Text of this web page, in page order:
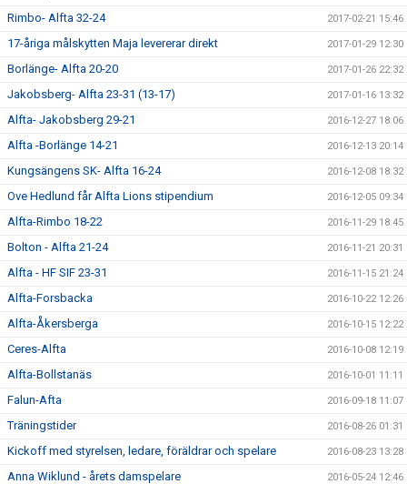
Rimbo- Alfta 32-24 2017-02-21 15:46
17-åriga målskytten Maja levererar direkt 2017-01-29 12:30
Borlänge- Alfta 20-20 2017-01-26 22:32
Jakobsberg- Alfta 23-31 (13-17) 2017-01-16 13:32
Alfta- Jakobsberg 29-21 2016-12-27 18:06
Alfta -Borlänge 14-21 2016-12-13 20:14
Kungsängens SK- Alfta 16-24 2016-12-08 18:32
Ove Hedlund får Alfta Lions stipendium 2016-12-05 09:34
Alfta-Rimbo 18-22 2016-11-29 18:45
Bolton - Alfta 21-24 2016-11-21 20:31
Alfta - HF SIF 23-31 2016-11-15 21:24
Alfta-Forsbacka 2016-10-22 12:26
Alfta-Åkersberga 2016-10-15 12:22
Ceres-Alfta 2016-10-08 12:19
Alfta-Bollstanäs 2016-10-01 11:11
Falun-Afta 2016-09-18 11:07
Träningstider 2016-08-26 01:31
Kickoff med styrelsen, ledare, föräldrar och spelare 2016-08-23 13:28
Anna Wiklund - årets damspelare 2016-05-24 12:46